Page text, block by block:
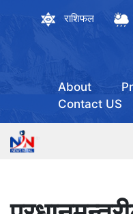
राशिफल
About
Contact US